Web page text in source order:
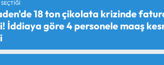
18 ton çikolata krizinde
İddiaya göre 4 personele maaş